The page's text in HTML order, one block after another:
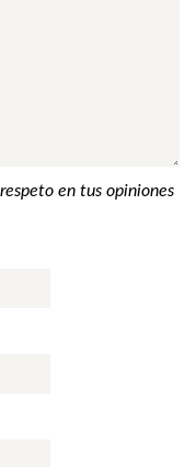
en tus opiniones